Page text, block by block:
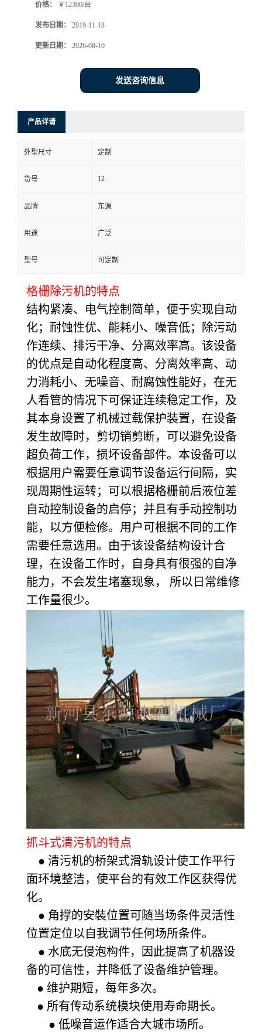
价格： ￥12300/台
发布日期： 2019-11-18
更新日期： 2026-08-10
发送咨询信息
产品详请
外型尺寸 定制
货号 12
品牌 东源
用途 广泛
型号 可定制
格栅除污机的特点
结构紧凑、电气控制简单，便于实现自动
化；耐蚀性优、能耗小、噪音低；除污动
作连续、排污干净、分离效率高。该设备
的优点是自动化程度高、分离效率高、动
力消耗小、无噪音、耐腐蚀性能好，在无
人看管的情况下可保证连续稳定工作，及
其本身设置了机械过载保护装置，在设备
发生故障时，剪切销剪断，可以避免设备
超负荷工作，损坏设备部件。本设备可以
根据用户需要任意调节设备运行间隔，实
现周期性运转；可以根据格栅前后液位差
自动控制设备的启停；并且有手动控制功
能，以方便检修。用户可根据不同的工作
需要任意选用。由于该设备结构设计合
理，在设备工作时，自身具有很强的自净
能力，不会发生堵塞现象， 所以日常维修
工作量很少。
抓斗式清污机的特点
● 清污机的桥架式滑轨设计使工作平行
面环境整洁，使平台的有效工作区获得优
化。
● 角撑的安裝位置可随当场条件灵活性
位置定位以自我调节任何场所条件。
● 水底无侵泡构件，因此提高了机器设
备的可信性，并降低了设备维护管理。
● 维护期短，每年多次。
● 所有传动系统模块使用寿命期长。
● 低噪音运作适合大城市场所。